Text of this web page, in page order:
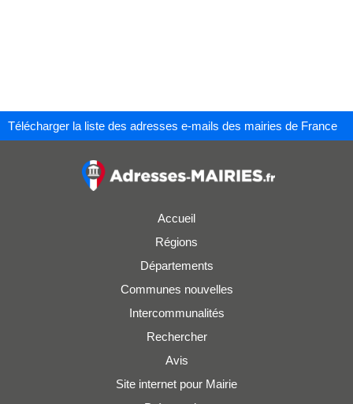
Télécharger la liste des adresses e-mails des mairies de France
Accueil
Régions
Départements
Communes nouvelles
Intercommunalités
Rechercher
Avis
Site internet pour Mairie